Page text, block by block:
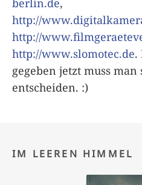
http://
http://
http://www.slomotec.de.
gegeben jetzt muss
entscheiden. :)
IM LEEREN HIMMEL